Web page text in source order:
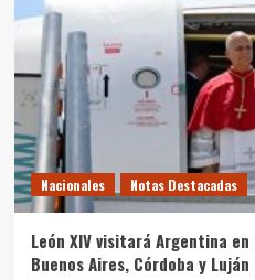
Nacionales Notas Destacadas
León XIV visitará Argentina
Buenos Aires, Córdoba y Luján